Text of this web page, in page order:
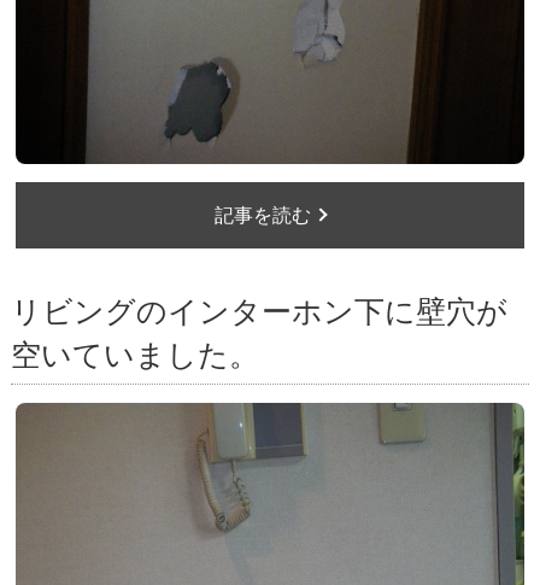
記事を読む
リビングのインターホン下に壁穴が
空いていました。